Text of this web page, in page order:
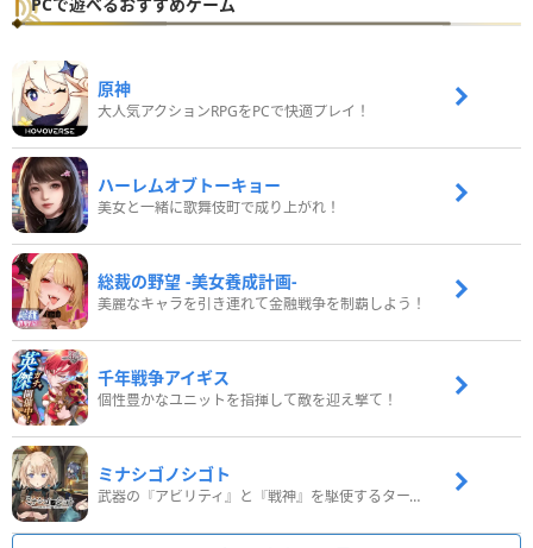
原神
大人気アクションRPGをPCで快適プレイ！
ハーレムオブトーキョー
美女と一緒に歌舞伎町で成り上がれ！
総裁の野望 -美女養成計画-
美麗なキャラを引き連れて金融戦争を制覇しよう！
千年戦争アイギス
個性豊かなユニットを指揮して敵を迎え撃て！
ミナシゴノシゴト
武器の『アビリティ』と『戦神』を駆使するターン制コマンドバトルRPG！